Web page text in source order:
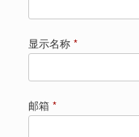
显示名称 *
邮箱 *